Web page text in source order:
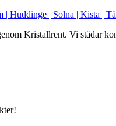
Kristallrent. Vi städar